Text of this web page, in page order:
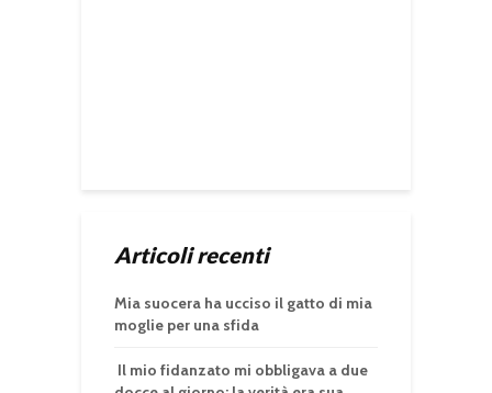
Articoli recenti
Mia suocera ha ucciso il gatto di mia
moglie per una sfida
Il mio fidanzato mi obbligava a due